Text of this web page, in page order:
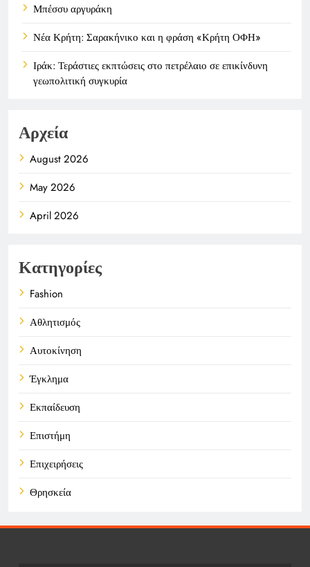
Μπέσσυ αργυράκη
Νέα Κρήτη: Σαρακήνικο και η φράση «Κρήτη ΟΦΗ»
Ιράκ: Τεράστιες εκπτώσεις στο πετρέλαιο σε επικίνδυνη
γεωπολιτική συγκυρία
Αρχεία
August 2026
May 2026
April 2026
Κατηγορίες
Fashion
Αθλητισμός
Αυτοκίνηση
Έγκλημα
Εκπαίδευση
Επιστήμη
Επιχειρήσεις
Θρησκεία